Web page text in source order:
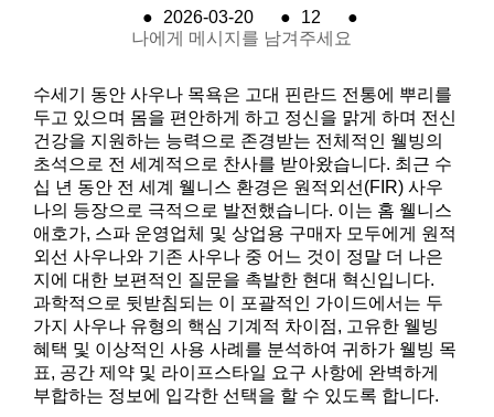
● 2026-03-20 ● 12
●
나에게 메시지를 남겨주세요
수세기 동안 사우나 목욕은 고대 핀란드 전통에 뿌리를
두고 있으며 몸을 편안하게 하고 정신을 맑게 하며 전신
건강을 지원하는 능력으로 존경받는 전체적인 웰빙의
초석으로 전 세계적으로 찬사를 받아왔습니다. 최근 수
십 년 동안 전 세계 웰니스 환경은 원적외선(FIR) 사우
나의 등장으로 극적으로 발전했습니다. 이는 홈 웰니스
애호가, 스파 운영업체 및 상업용 구매자 모두에게 원적
외선 사우나와 기존 사우나 중 어느 것이 정말 더 나은
지에 대한 보편적인 질문을 촉발한 현대 혁신입니다.
과학적으로 뒷받침되는 이 포괄적인 가이드에서는 두
가지 사우나 유형의 핵심 기계적 차이점, 고유한 웰빙
혜택 및 이상적인 사용 사례를 분석하여 귀하가 웰빙 목
표, 공간 제약 및 라이프스타일 요구 사항에 완벽하게
부합하는 정보에 입각한 선택을 할 수 있도록 합니다.